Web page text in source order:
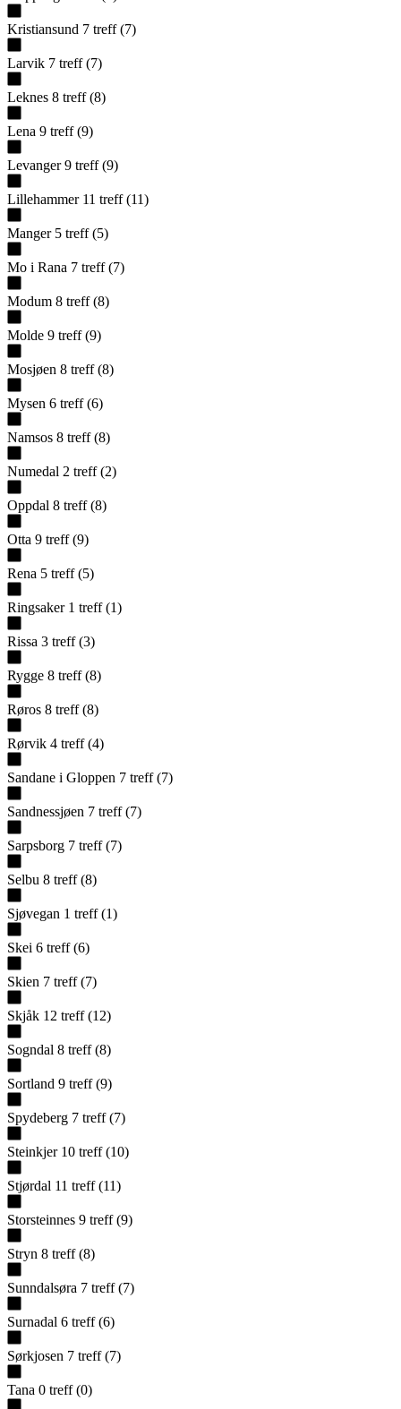
Kristiansund 7 treff (7)
Larvik 7 treff (7)
Leknes 8 treff (8)
Lena 9 treff (9)
Levanger 9 treff (9)
Lillehammer 11 treff (11)
Manger 5 treff (5)
Mo i Rana 7 treff (7)
Modum 8 treff (8)
Molde 9 treff (9)
Mosjøen 8 treff (8)
Mysen 6 treff (6)
Namsos 8 treff (8)
Numedal 2 treff (2)
Oppdal 8 treff (8)
Otta 9 treff (9)
Rena 5 treff (5)
Ringsaker 1 treff (1)
Rissa 3 treff (3)
Rygge 8 treff (8)
Røros 8 treff (8)
Rørvik 4 treff (4)
Sandane i Gloppen 7 treff (7)
Sandnessjøen 7 treff (7)
Sarpsborg 7 treff (7)
Selbu 8 treff (8)
Sjøvegan 1 treff (1)
Skei 6 treff (6)
Skien 7 treff (7)
Skjåk 12 treff (12)
Sogndal 8 treff (8)
Sortland 9 treff (9)
Spydeberg 7 treff (7)
Steinkjer 10 treff (10)
Stjørdal 11 treff (11)
Storsteinnes 9 treff (9)
Stryn 8 treff (8)
Sunndalsøra 7 treff (7)
Surnadal 6 treff (6)
Sørkjosen 7 treff (7)
Tana 0 treff (0)